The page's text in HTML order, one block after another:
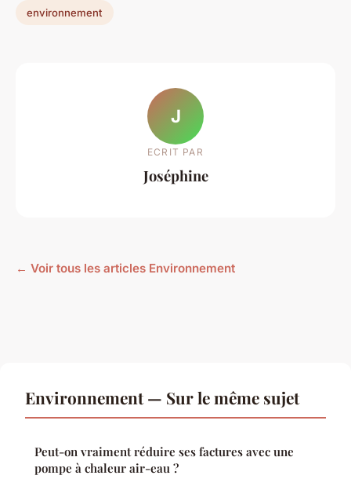
environnement
J
ECRIT PAR
Joséphine
← Voir tous les articles Environnement
Environnement — Sur le même sujet
Peut-on vraiment réduire ses factures avec une
pompe à chaleur air-eau ?